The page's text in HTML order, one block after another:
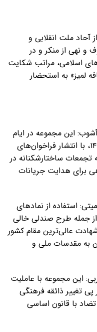
آحاد ملت انقلابی و
و نهی از منکر و در
اسلامی، مراتب شکایت
لمیز» به استحضار
این مجموعه در ایام
حساس جنگ و ناآرامی‌های دی‌ماه ۱۴۰۴، با انتشار فراخوان‌های
ساختارشکنانه در
پایگاهی برای هدایت جریانات
استفاده از نمادهای
جمله طرح صندلی خالی
عالی‌ترین مقام کشور
توهین به مقدسات ملی و
این مجموعه با عاملیت
تغییر ذائقه فرهنگی
تضاد با قانون اساسی